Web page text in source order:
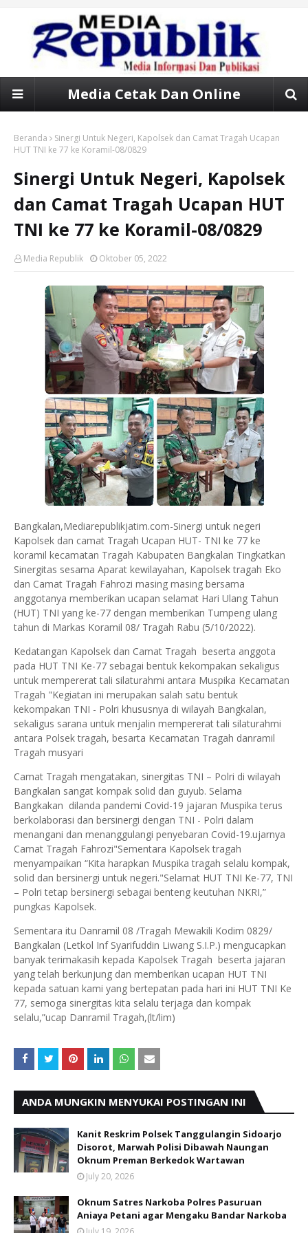
Media Cetak Dan Online
Beranda
Sinergi Untuk Negeri, Kapolsek dan Camat Tragah Ucapan
HUT TNI ke 77 ke Koramil-08/0829
Sinergi Untuk Negeri, Kapolsek
dan Camat Tragah Ucapan HUT
TNI ke 77 ke Koramil-08/0829
Media Republik Oktober 05, 2022
Bangkalan,Mediarepublikjatim.com-Sinergi untuk negeri
Kapolsek dan camat Tragah Ucapan HUT- TNI ke 77 ke
koramil kecamatan Tragah Kabupaten Bangkalan Tingkatkan
Sinergitas sesama Aparat kewilayahan, Kapolsek tragah Eko
dan Camat Tragah Fahrozi masing masing bersama
anggotanya memberikan ucapan selamat Hari Ulang Tahun
(HUT) TNI yang ke-77 dengan memberikan Tumpeng ulang
tahun di Markas Koramil 08/ Tragah Rabu (5/10/2022).
Kedatangan Kapolsek dan Camat Tragah beserta anggota
pada HUT TNI Ke-77 sebagai bentuk kekompakan sekaligus
untuk mempererat tali silaturahmi antara Muspika Kecamatan
Tragah "Kegiatan ini merupakan salah satu bentuk
kekompakan TNI - Polri khususnya di wilayah Bangkalan,
sekaligus sarana untuk menjalin mempererat tali silaturahmi
antara Polsek tragah, besarta Kecamatan Tragah danramil
Tragah musyari
Camat Tragah mengatakan, sinergitas TNI – Polri di wilayah
Bangkalan sangat kompak solid dan guyub. Selama
Bangkakan dilanda pandemi Covid-19 jajaran Muspika terus
berkolaborasi dan bersinergi dengan TNI - Polri dalam
menangani dan menanggulangi penyebaran Covid-19.ujarnya
Camat Tragah Fahrozi"Sementara Kapolsek tragah
menyampaikan “Kita harapkan Muspika tragah selalu kompak,
solid dan bersinergi untuk negeri."Selamat HUT TNI Ke-77, TNI
– Polri tetap bersinergi sebagai benteng keutuhan NKRI,”
pungkas Kapolsek.
Sementara itu Danramil 08 /Tragah Mewakili Kodim 0829/
Bangkalan (Letkol Inf Syarifuddin Liwang S.I.P.) mengucapkan
banyak terimakasih kepada Kapolsek Tragah beserta jajaran
yang telah berkunjung dan memberikan ucapan HUT TNI
kepada satuan kami yang bertepatan pada hari ini HUT TNI Ke
77, semoga sinergitas kita selalu terjaga dan kompak
selalu,”ucap Danramil Tragah,(lt/lim)
ANDA MUNGKIN MENYUKAI POSTINGAN INI
Kanit Reskrim Polsek Tanggulangin Sidoarjo
Disorot, Marwah Polisi Dibawah Naungan
Oknum Preman Berkedok Wartawan
July 20, 2026
Oknum Satres Narkoba Polres Pasuruan
Aniaya Petani agar Mengaku Bandar Narkoba